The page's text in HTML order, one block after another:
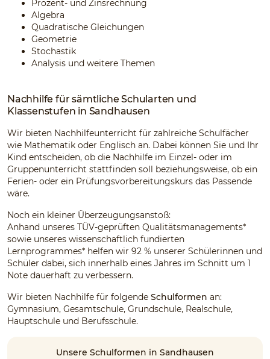
Prozent- und Zinsrechnung
Algebra
Quadratische Gleichungen
Geometrie
Stochastik
Analysis und weitere Themen
Nachhilfe für sämtliche Schularten und
Klassenstufen in Sandhausen
Wir bieten Nachhilfeunterricht für zahlreiche Schulfächer
wie Mathematik oder Englisch an. Dabei können Sie und Ihr
Kind entscheiden, ob die Nachhilfe im Einzel- oder im
Gruppenunterricht stattfinden soll beziehungsweise, ob ein
Ferien- oder ein Prüfungsvorbereitungskurs das Passende
wäre.
Noch ein kleiner Überzeugungsanstoß:
Anhand unseres TÜV-geprüften Qualitätsmanagements*
sowie unseres wissenschaftlich fundierten
Lernprogrammes* helfen wir 92 % unserer Schülerinnen und
Schüler dabei, sich innerhalb eines Jahres im Schnitt um 1
Note dauerhaft zu verbessern.
Wir bieten Nachhilfe für folgende Schulformen an:
Gymnasium, Gesamtschule, Grundschule, Realschule,
Hauptschule und Berufsschule.
Unsere Schulformen in Sandhausen